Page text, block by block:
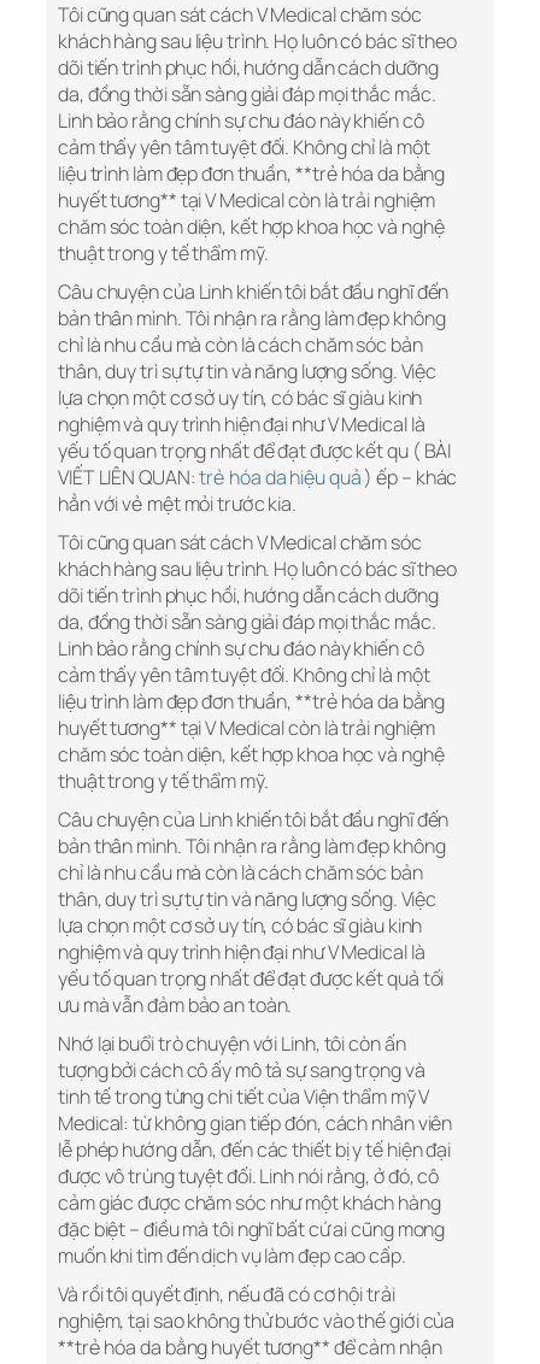
Tôi cũng quan sát cách V Medical chăm sóc
khách hàng sau liệu trình. Họ luôn có bác sĩ theo
dõi tiến trình phục hồi, hướng dẫn cách dưỡng
da, đồng thời sẵn sàng giải đáp mọi thắc mắc.
Linh bảo rằng chính sự chu đáo này khiến cô
cảm thấy yên tâm tuyệt đối. Không chỉ là một
liệu trình làm đẹp đơn thuần, **trẻ hóa da bằng
huyết tương** tại V Medical còn là trải nghiệm
chăm sóc toàn diện, kết hợp khoa học và nghệ
thuật trong y tế thẩm mỹ.
Câu chuyện của Linh khiến tôi bắt đầu nghĩ đến
bản thân mình. Tôi nhận ra rằng làm đẹp không
chỉ là nhu cầu mà còn là cách chăm sóc bản
thân, duy trì sự tự tin và năng lượng sống. Việc
lựa chọn một cơ sở uy tín, có bác sĩ giàu kinh
nghiệm và quy trình hiện đại như V Medical là
yếu tố quan trọng nhất để đạt được kết qu ( BÀI
VIẾT LIÊN QUAN:trẻ hóa da hiệu quả) ếp – khác
hẳn với vẻ mệt mỏi trước kia.
Tôi cũng quan sát cách V Medical chăm sóc
khách hàng sau liệu trình. Họ luôn có bác sĩ theo
dõi tiến trình phục hồi, hướng dẫn cách dưỡng
da, đồng thời sẵn sàng giải đáp mọi thắc mắc.
Linh bảo rằng chính sự chu đáo này khiến cô
cảm thấy yên tâm tuyệt đối. Không chỉ là một
liệu trình làm đẹp đơn thuần, **trẻ hóa da bằng
huyết tương** tại V Medical còn là trải nghiệm
chăm sóc toàn diện, kết hợp khoa học và nghệ
thuật trong y tế thẩm mỹ.
Câu chuyện của Linh khiến tôi bắt đầu nghĩ đến
bản thân mình. Tôi nhận ra rằng làm đẹp không
chỉ là nhu cầu mà còn là cách chăm sóc bản
thân, duy trì sự tự tin và năng lượng sống. Việc
lựa chọn một cơ sở uy tín, có bác sĩ giàu kinh
nghiệm và quy trình hiện đại như V Medical là
yếu tố quan trọng nhất để đạt được kết quả tối
ưu mà vẫn đảm bảo an toàn.
Nhớ lại buổi trò chuyện với Linh, tôi còn ấn
tượng bởi cách cô ấy mô tả sự sang trọng và
tinh tế trong từng chi tiết của Viện thẩm mỹ V
Medical: từ không gian tiếp đón, cách nhân viên
lễ phép hướng dẫn, đến các thiết bị y tế hiện đại
được vô trùng tuyệt đối. Linh nói rằng, ở đó, cô
cảm giác được chăm sóc như một khách hàng
đặc biệt – điều mà tôi nghĩ bất cứ ai cũng mong
muốn khi tìm đến dịch vụ làm đẹp cao cấp.
Và rồi tôi quyết định, nếu đã có cơ hội trải
nghiệm, tại sao không thử bước vào thế giới của
**trẻ hóa da bằng huyết tương** để cảm nhận